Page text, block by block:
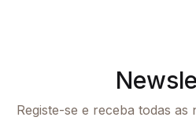
Registe-se e receba todas as